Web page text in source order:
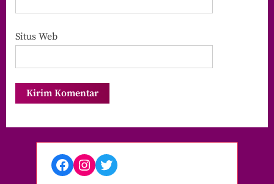
Situs Web
Facebook
Instagram
Twitter